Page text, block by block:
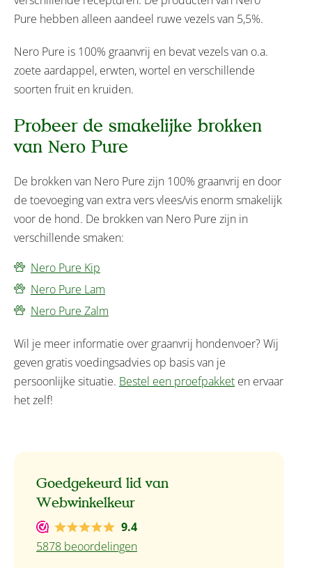
Goedgekeurd lid van
Webwinkelkeur
9.4
5878 beoordelingen
Pure hebben alleen aandeel ruwe vezels van 5,5%.
Nero Pure is 100% graanvrij en bevat vezels van o.a.
zoete aardappel, erwten, wortel en verschillende
soorten fruit en kruiden.
Probeer de smakelijke brokken
van Nero Pure
De brokken van Nero Pure zijn 100% graanvrij en door
de toevoeging van extra vers vlees/vis enorm smakelijk
voor de hond. De brokken van Nero Pure zijn in
verschillende smaken:
Nero Pure Kip
Nero Pure Lam
Nero Pure Zalm
Wil je meer informatie over graanvrij hondenvoer? Wij
geven gratis voedingsadvies op basis van je
persoonlijke situatie. Bestel een proefpakket en ervaar
het zelf!